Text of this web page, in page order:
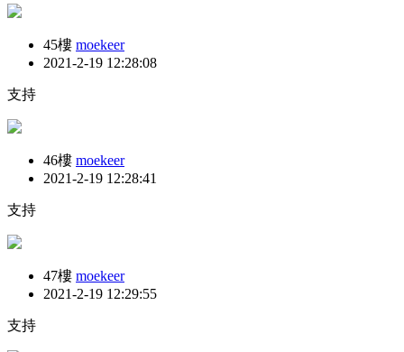
45樓 moekeer
2021-2-19 12:28:08
支持
46樓 moekeer
2021-2-19 12:28:41
支持
47樓 moekeer
2021-2-19 12:29:55
支持